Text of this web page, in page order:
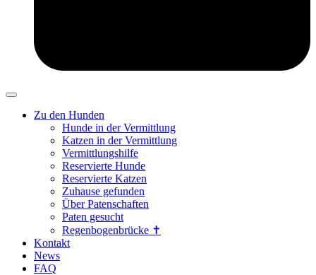
Zu den Hunden
Hunde in der Vermittlung
Katzen in der Vermittlung
Vermittlungshilfe
Reservierte Hunde
Reservierte Katzen
Zuhause gefunden
Über Patenschaften
Paten gesucht
Regenbogenbrücke ✝
Kontakt
News
FAQ